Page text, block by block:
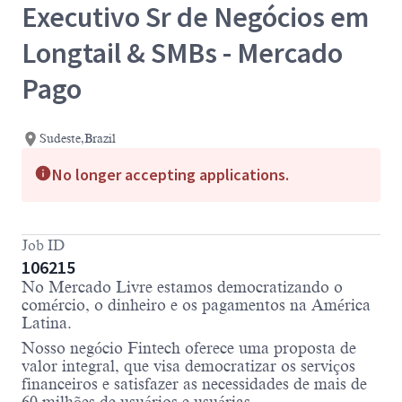
Executivo Sr de Negócios em
Longtail & SMBs - Mercado
Pago
Sudeste,Brazil
No longer accepting applications.
Job ID
106215
No Mercado Livre estamos democratizando o
comércio, o dinheiro e os pagamentos na América
Latina.
Nosso negócio Fintech oferece uma proposta de
valor integral, que visa democratizar os serviços
financeiros e satisfazer as necessidades de mais de